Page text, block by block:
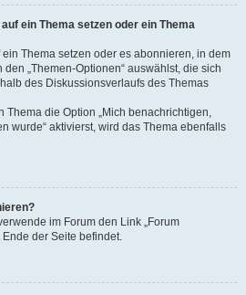
ein Thema setzen oder ein Thema
Thema setzen oder es abonnieren, in dem
„Themen-Optionen“ auswählst, die sich
des Diskussionsverlaufs des Themas
Thema die Option „Mich benachrichtigen,
wurde“ aktivierst, wird das Thema ebenfalls
im Forum den Link „Forum
der Seite befindet.